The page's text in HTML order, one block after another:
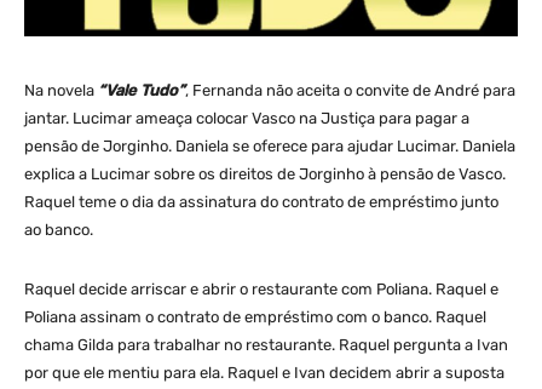
Na novela “Vale Tudo”, Fernanda não aceita o convite de André para
jantar. Lucimar ameaça colocar Vasco na Justiça para pagar a
pensão de Jorginho. Daniela se oferece para ajudar Lucimar. Daniela
explica a Lucimar sobre os direitos de Jorginho à pensão de Vasco.
Raquel teme o dia da assinatura do contrato de empréstimo junto
ao banco.
Raquel decide arriscar e abrir o restaurante com Poliana. Raquel e
Poliana assinam o contrato de empréstimo com o banco. Raquel
chama Gilda para trabalhar no restaurante. Raquel pergunta a Ivan
por que ele mentiu para ela. Raquel e Ivan decidem abrir a suposta